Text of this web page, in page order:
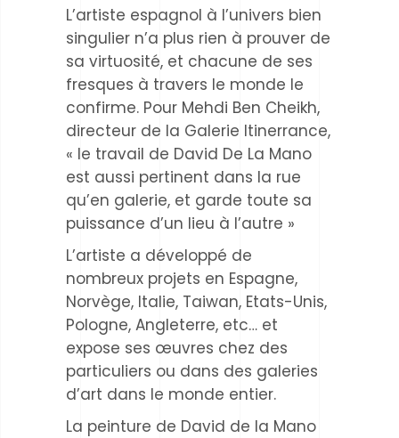
L’artiste espagnol à l’univers bien
singulier n’a plus rien à prouver de
sa virtuosité, et chacune de ses
fresques à travers le monde le
confirme. Pour Mehdi Ben Cheikh,
directeur de la Galerie Itinerrance,
« le travail de David De La Mano
est aussi pertinent dans la rue
qu’en galerie, et garde toute sa
puissance d’un lieu à l’autre »
L’artiste a développé de
nombreux projets en Espagne,
Norvège, Italie, Taiwan, Etats-Unis,
Pologne, Angleterre, etc… et
expose ses œuvres chez des
particuliers ou dans des galeries
d’art dans le monde entier.
La peinture de David de la Mano